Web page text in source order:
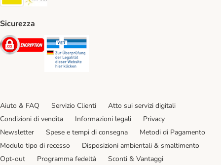
Sicurezza
Security
Aiuto & FAQ Servizio Clienti
Atto sui servizi digitali
Condizioni di vendita
Informazioni legali
Privacy
Newsletter
Spese e tempi di consegna
Metodi di Pagamento
Modulo tipo di recesso
Disposizioni ambientali & smaltimento
Opt-out
Programma fedeltà Sconti & Vantaggi